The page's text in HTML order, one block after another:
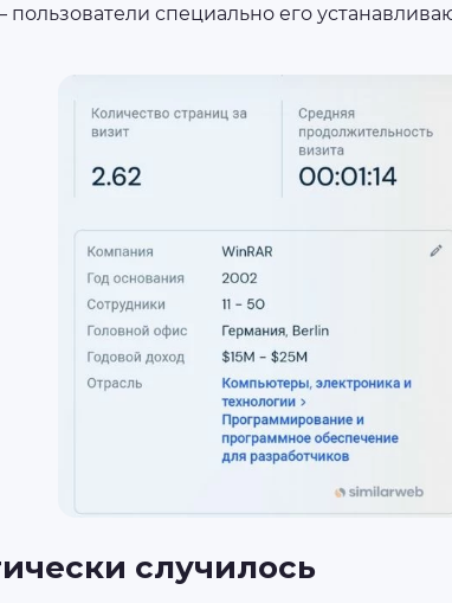
специально его
случилось